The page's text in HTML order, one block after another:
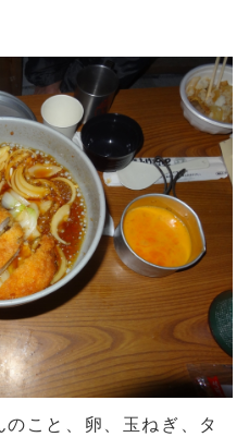
こと、卵、玉ねぎ、タ